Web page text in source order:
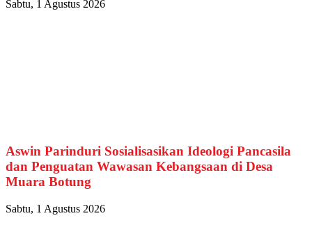
Sabtu, 1 Agustus 2026
Aswin Parinduri Sosialisasikan Ideologi Pancasila
dan Penguatan Wawasan Kebangsaan di Desa
Muara Botung
Sabtu, 1 Agustus 2026